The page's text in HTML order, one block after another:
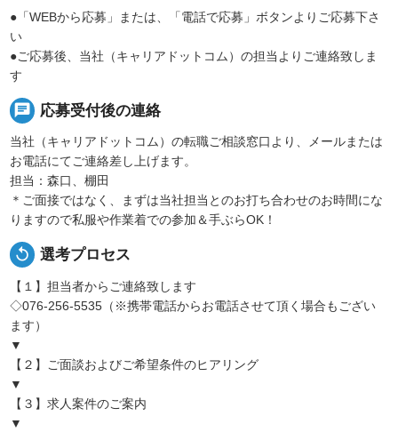
●「WEBから応募」または、「電話で応募」ボタンよりご応募下さ
い
●ご応募後、当社（キャリアドットコム）の担当よりご連絡致しま
す
chat 応募受付後の連絡
当社（キャリアドットコム）の転職ご相談窓口より、メールまたは
お電話にてご連絡差し上げます。
担当：森口、棚田
＊ご面接ではなく、まずは当社担当とのお打ち合わせのお時間にな
りますので私服や作業着での参加＆手ぶらOK！
replay 選考プロセス
【１】担当者からご連絡致します
◇076-256-5535（※携帯電話からお電話させて頂く場合もござい
ます）
▼
【２】ご面談およびご希望条件のヒアリング
▼
【３】求人案件のご案内
▼